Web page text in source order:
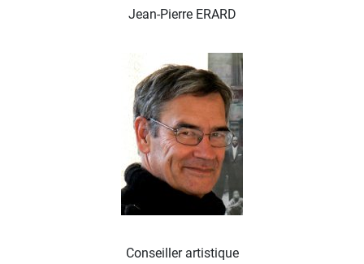
Jean-Pierre ERARD
Conseiller artistique